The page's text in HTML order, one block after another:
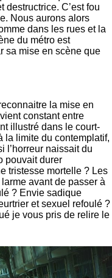
destructrice. C’est fou
Nous aurons alors
dans les rues et la
du métro est
sa mise en scène que
la mise en
constant entre
illustré dans le court-
la limite du contemplatif,
l’horreur naissait du
pouvait durer
tristesse mortelle ? Les
avant de passer à
? Envie sadique
et sexuel refoulé ?
je vous pris de relire le